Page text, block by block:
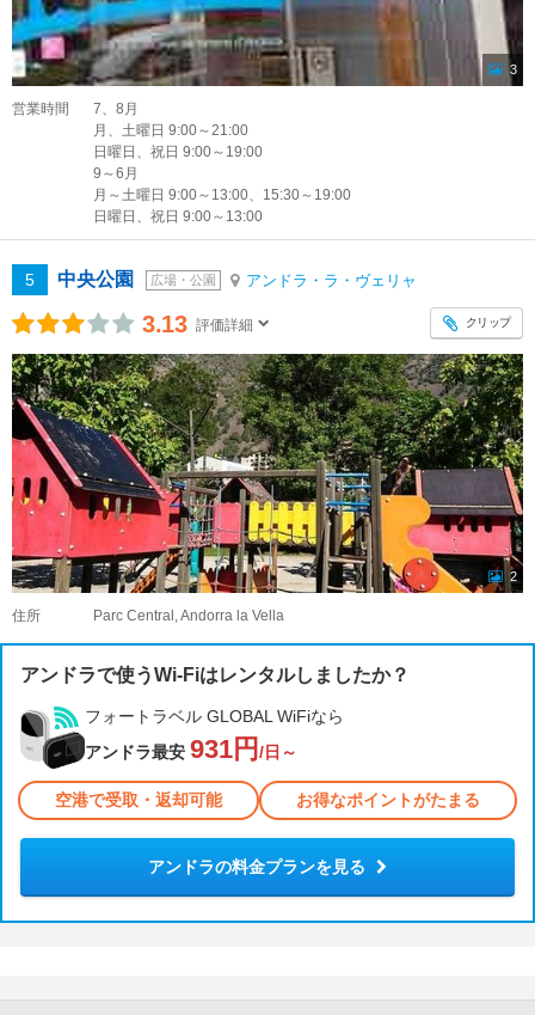
3
営業時間
7、8月
月、土曜日 9:00～21:00
日曜日、祝日 9:00～19:00
9～6月
月～土曜日 9:00～13:00、15:30～19:00
日曜日、祝日 9:00～13:00
5 中央公園 広場・公園 アンドラ・ラ・ヴェリャ
3.13 評価詳細 クリップ
2
住所 Parc Central, Andorra la Vella
アンドラで使うWi-Fiはレンタルしましたか？
フォートラベル GLOBAL WiFiなら
アンドラ最安 931円 /日～
空港で受取・返却可能 お得なポイントがたまる
アンドラの料金プランを見る